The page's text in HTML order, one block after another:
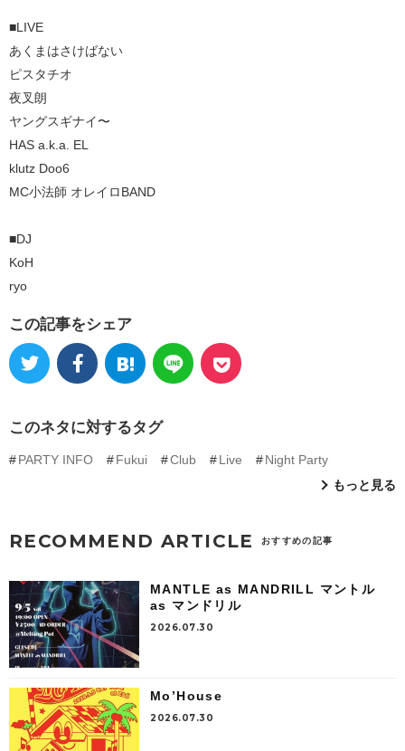
■LIVE
あくまはさけばない
ピスタチオ
夜叉朗
ヤングスギナイ〜
HAS a.k.a. EL
klutz Doo6
MC小法師 オレイロBAND
■DJ
KoH
ryo
この記事をシェア
このネタに対するタグ
PARTY INFO Fukui Club Live
Night Party
もっと見る
RECOMMEND ARTICLE おすすめの記事
MANTLE as MANDRILL マントル
as マンドリル
2026.07.30
Mo’House
2026.07.30